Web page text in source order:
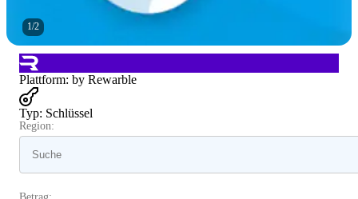
1/2
Plattform: by Rewarble
Typ: Schlüssel
Region: